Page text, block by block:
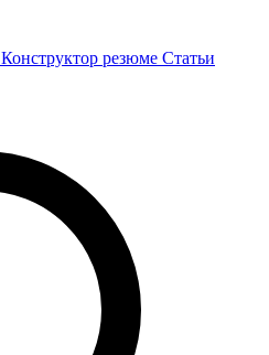
Конструктор резюме Статьи